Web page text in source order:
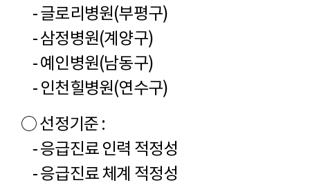
- 글로리병원(부평구)
- 삼정병원(계양구)
- 예인병원(남동구)
- 인천힐병원(연수구)
○ 선정기준 :
- 응급진료 인력 적정성
- 응급진료 체계 적정성